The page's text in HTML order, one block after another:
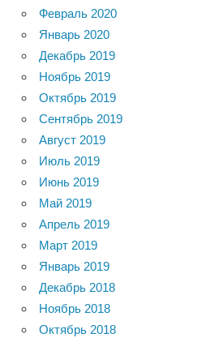
Февраль 2020
Январь 2020
Декабрь 2019
Ноябрь 2019
Октябрь 2019
Сентябрь 2019
Август 2019
Июль 2019
Июнь 2019
Май 2019
Апрель 2019
Март 2019
Январь 2019
Декабрь 2018
Ноябрь 2018
Октябрь 2018